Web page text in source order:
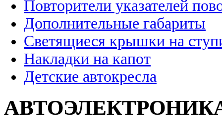
Повторители указателей
Дополнительные габариты
Светящиеся крышки на
Накладки на капот
Детские автокресла